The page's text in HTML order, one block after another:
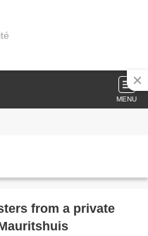
MENU
from a private